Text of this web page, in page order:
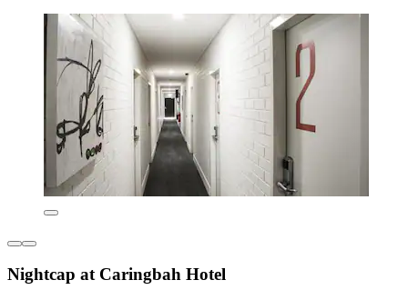
Nightcap at Caringbah Hotel